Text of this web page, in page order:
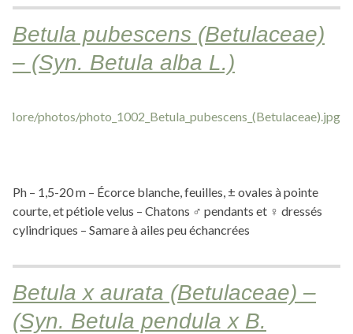
Betula pubescens (Betulaceae)
– (Syn. Betula alba L.)
Ph – 1,5-20 m – Écorce blanche, feuilles, ± ovales à pointe
courte, et pétiole velus – Chatons ♂ pendants et ♀ dressés
cylindriques – Samare à ailes peu échancrées
Betula x aurata (Betulaceae) –
(Syn. Betula pendula x B.